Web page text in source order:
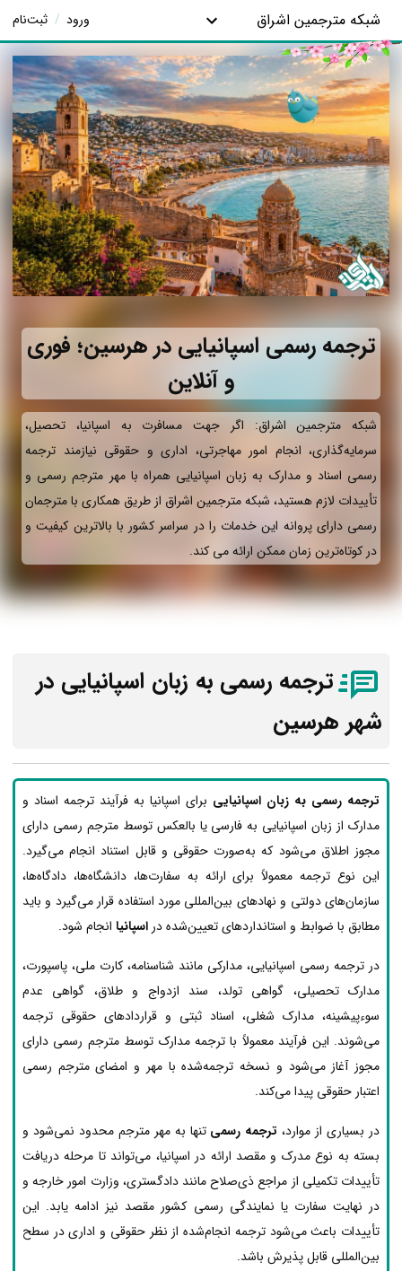
شبکه مترجمین اشراق ورود / ثبت‌نام
ترجمه رسمی اسپانیایی در هرسین؛ فوری
و آنلاین
شبکه مترجمین اشراق: اگر جهت مسافرت به اسپانیا، تحصیل،
سرمایه‌گذاری، انجام امور مهاجرتی، اداری و حقوقی نیازمند ترجمه
رسمی اسناد و مدارک به زبان اسپانیایی همراه با مهر مترجم رسمی و
تأییدات لازم هستید، شبکه مترجمین اشراق از طریق همکاری با مترجمان
رسمی دارای پروانه این خدمات را در سراسر کشور با بالاترین کیفیت و
در کوتاه‌ترین زمان ممکن ارائه می‌ کند.
ترجمه رسمی به زبان اسپانیایی در
شهر هرسین
ترجمه رسمی به زبان اسپانیایی برای اسپانیا به فرآیند ترجمه اسناد و
مدارک از زبان اسپانیایی به فارسی یا بالعکس توسط مترجم رسمی دارای
مجوز اطلاق می‌شود که به‌صورت حقوقی و قابل استناد انجام می‌گیرد.
این نوع ترجمه معمولاً برای ارائه به سفارت‌ها، دانشگاه‌ها، دادگاه‌ها،
سازمان‌های دولتی و نهادهای بین‌المللی مورد استفاده قرار می‌گیرد و باید
مطابق با ضوابط و استانداردهای تعیین‌شده در اسپانیا انجام شود.
در ترجمه رسمی اسپانیایی، مدارکی مانند شناسنامه، کارت ملی، پاسپورت،
مدارک تحصیلی، گواهی تولد، سند ازدواج و طلاق، گواهی عدم
سوءپیشینه، مدارک شغلی، اسناد ثبتی و قراردادهای حقوقی ترجمه
می‌شوند. این فرآیند معمولاً با ترجمه مدارک توسط مترجم رسمی دارای
مجوز آغاز می‌شود و نسخه ترجمه‌شده با مهر و امضای مترجم رسمی
اعتبار حقوقی پیدا می‌کند.
در بسیاری از موارد، ترجمه رسمی تنها به مهر مترجم محدود نمی‌شود و
بسته به نوع مدرک و مقصد ارائه در اسپانیا، می‌تواند تا مرحله دریافت
تأییدات تکمیلی از مراجع ذی‌صلاح مانند دادگستری، وزارت امور خارجه و
در نهایت سفارت یا نمایندگی رسمی کشور مقصد نیز ادامه یابد. این
تأییدات باعث می‌شود ترجمه انجام‌شده از نظر حقوقی و اداری در سطح
بین‌المللی قابل پذیرش باشد.